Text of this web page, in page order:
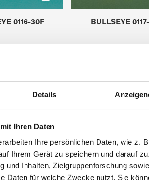
Details
Ihren Daten
Ihre persönlichen Daten, wie z.
Ihrem Gerät zu speichern und darauf
und Inhalten, Zielgruppenforschung
Daten für welche Zwecke nutzt. Sie
0116-30F BULLSEYE